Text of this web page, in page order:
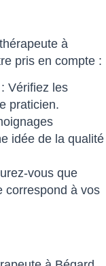
à
pris en compte :
: Vérifiez les
praticien.
idée de la qualité
vous que
correspond à vos